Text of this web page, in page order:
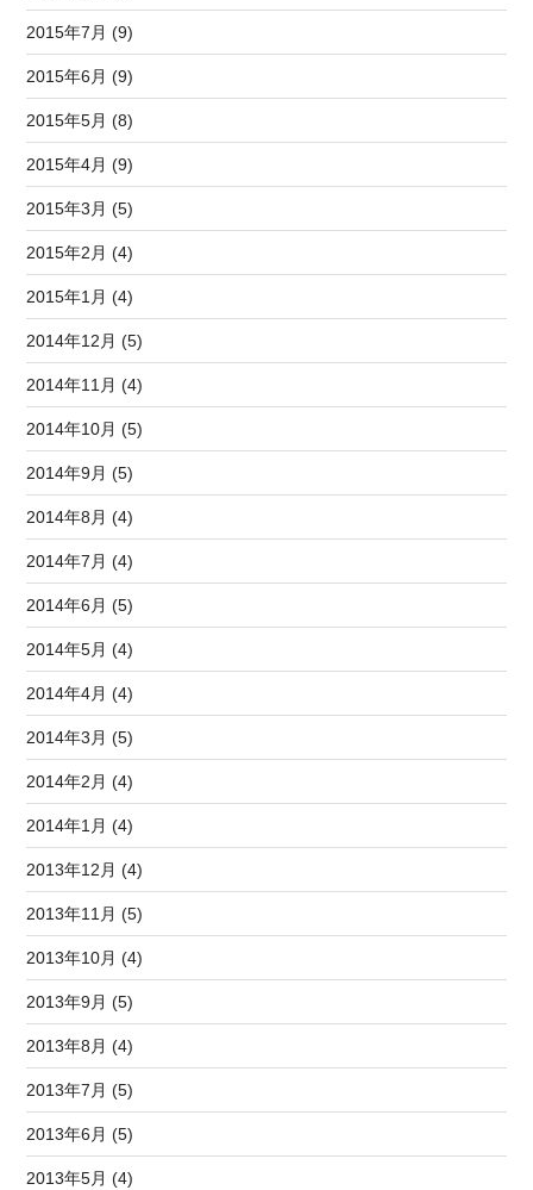
2015年7月 (9)
2015年6月 (9)
2015年5月 (8)
2015年4月 (9)
2015年3月 (5)
2015年2月 (4)
2015年1月 (4)
2014年12月 (5)
2014年11月 (4)
2014年10月 (5)
2014年9月 (5)
2014年8月 (4)
2014年7月 (4)
2014年6月 (5)
2014年5月 (4)
2014年4月 (4)
2014年3月 (5)
2014年2月 (4)
2014年1月 (4)
2013年12月 (4)
2013年11月 (5)
2013年10月 (4)
2013年9月 (5)
2013年8月 (4)
2013年7月 (5)
2013年6月 (5)
2013年5月 (4)